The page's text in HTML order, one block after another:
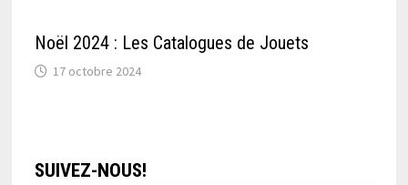
Noël 2024 : Les Catalogues de Jouets
17 octobre 2024
SUIVEZ-NOUS!